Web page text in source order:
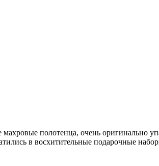
полотенца, очень оригинально
в восхитительные подарочные